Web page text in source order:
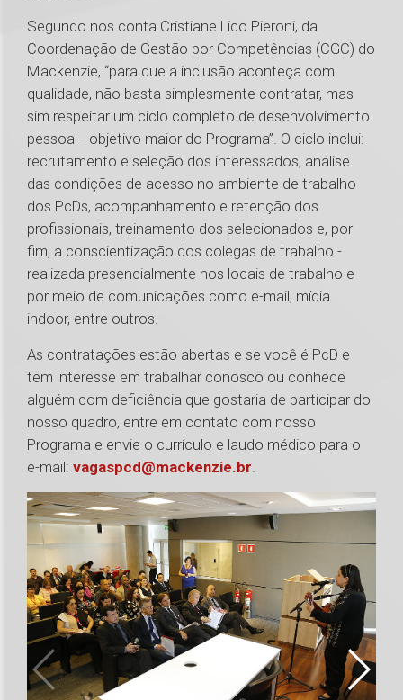
Segundo nos conta Cristiane Lico Pieroni, da
Coordenação de Gestão por Competências (CGC) do
Mackenzie, “para que a inclusão aconteça com
qualidade, não basta simplesmente contratar, mas
sim respeitar um ciclo completo de desenvolvimento
pessoal - objetivo maior do Programa”. O ciclo inclui:
recrutamento e seleção dos interessados, análise
das condições de acesso no ambiente de trabalho
dos PcDs, acompanhamento e retenção dos
profissionais, treinamento dos selecionados e, por
fim, a conscientização dos colegas de trabalho -
realizada presencialmente nos locais de trabalho e
por meio de comunicações como e-mail, mídia
indoor, entre outros.
As contratações estão abertas e se você é PcD e
tem interesse em trabalhar conosco ou conhece
alguém com deficiência que gostaria de participar do
nosso quadro, entre em contato com nosso
Programa e envie o currículo e laudo médico para o
e-mail: vagaspcd@mackenzie.br.